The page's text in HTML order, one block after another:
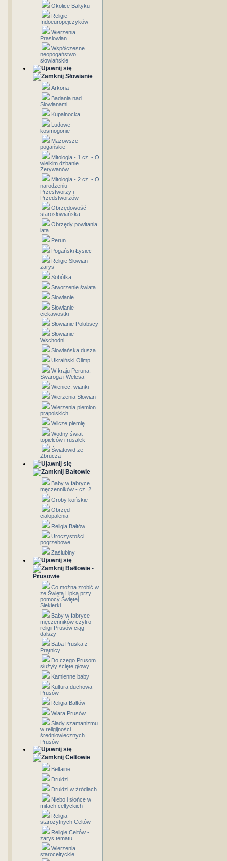
Okolice Bałtyku
Religie
Indoeuropejczyków
Wierzenia
Prasłowian
Współczesne
neopogaństwo
słowiańskie
Słowianie
Arkona
Badania nad
Słowianami
Kupalnocka
Ludowe
kosmogonie
Mazowsze
pogańskie
Mitologia - 1 cz. - O
wielkim dzbanie
Zerywanów
Mitologia - 2 cz. - O
narodzeniu
Przestworzy i
Przedstworzów
Obrzędowość
starosłowiańska
Obrzędy powitania
lata
Perun
Pogański Łysiec
Religie Słowian -
zarys
Sobótka
Stworzenie świata
Słowianie
Słowianie -
ciekawostki
Słowianie Połabscy
Słowianie
Wschodni
Słowiańska dusza
Ukraiński Olimp
W kraju Peruna,
Swaroga i Welesa
Wieniec, wianki
Wierzenia Słowian
Wierzenia plemion
prapolskich
Wilcze plemię
Wodny świat
topielców i rusałek
Światowid ze
Zbrucza
Bałtowie
Baby w fabryce
męczenników - cz. 2
Groby końskie
Obrzęd
ciałopalenia
Religia Bałtów
Uroczystości
pogrzebowe
Zaślubiny
Bałtowie -
Prusowie
Co można zrobić w
ze Świętą Lipką przy
pomocy Świętej
Siekierki
Baby w fabryce
męczenników czyli o
religii Prusów ciąg
dalszy
Baba Pruska z
Prątnicy
Do czego Prusom
służyły ścięte głowy
Kamienne baby
Kultura duchowa
Prusów
Religia Bałtów
Wiara Prusów
Ślady szamanizmu
w religijności
średniowiecznych
Prusów
Celtowie
Beltaine
Druidzi
Druidzi w źródłach
Niebo i słońce w
mitach celtyckich
Religia
starożytnych Celtów
Religie Celtów -
zarys tematu
Wierzenia
staroceltyckie